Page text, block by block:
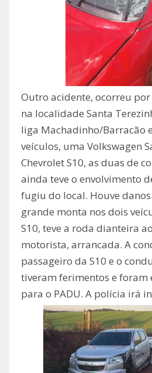
Outro acidente, ocorreu
na localidade Santa
liga Machadinho/Barracão
veículos, uma Volkswagen
Chevrolet S10, as duas de
ainda teve o envolvimento
fugiu do local. Houve
grande monta nos dois
S10, teve a roda dianteira
motorista, arrancada. A
passageiro da S10 e o
tiveram ferimentos e foram
para o PADU. A polícia irá